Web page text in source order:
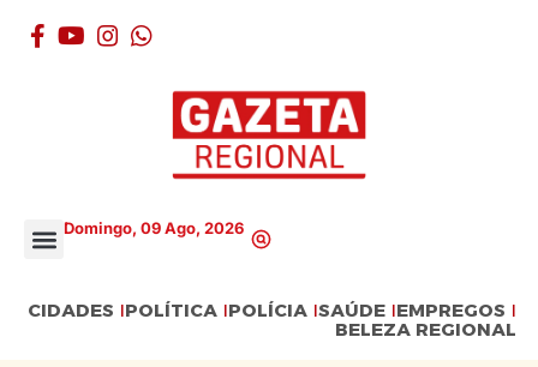
Domingo, 09 Ago, 2026
CIDADES POLÍTICA POLÍCIA SAÚDE EMPREGOS
BELEZA REGIONAL